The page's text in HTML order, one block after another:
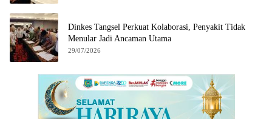
Dinkes Tangsel Perkuat Kolaborasi, Penyakit Tidak
Menular Jadi Ancaman Utama
29/07/2026